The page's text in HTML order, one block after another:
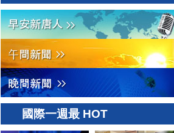
國際一週最 HOT